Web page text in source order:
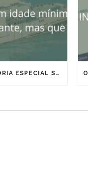
APOSENTADORIA ESPECIAL SEM IDADE MÍNIMA PARA MARÍTIMOS E OFFSHORE: VITÓRIA IMPORTANTE, MAS QUE EXIGE ESTRATÉGIA